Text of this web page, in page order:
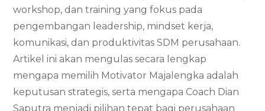
workshop, dan training yang fokus pada
pengembangan leadership, mindset kerja,
komunikasi, dan produktivitas SDM perusahaan.
Artikel ini akan mengulas secara lengkap
mengapa memilih Motivator Majalengka adalah
keputusan strategis, serta mengapa Coach Dian
Saputra menjadi pilihan tepat bagi perusahaan